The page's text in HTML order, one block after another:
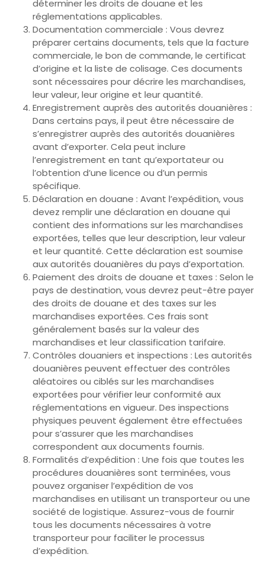
déterminer les droits de douane et les
réglementations applicables.
Documentation commerciale : Vous devrez
préparer certains documents, tels que la facture
commerciale, le bon de commande, le certificat
d’origine et la liste de colisage. Ces documents
sont nécessaires pour décrire les marchandises,
leur valeur, leur origine et leur quantité.
Enregistrement auprès des autorités douanières :
Dans certains pays, il peut être nécessaire de
s’enregistrer auprès des autorités douanières
avant d’exporter. Cela peut inclure
l’enregistrement en tant qu’exportateur ou
l’obtention d’une licence ou d’un permis
spécifique.
Déclaration en douane : Avant l’expédition, vous
devez remplir une déclaration en douane qui
contient des informations sur les marchandises
exportées, telles que leur description, leur valeur
et leur quantité. Cette déclaration est soumise
aux autorités douanières du pays d’exportation.
Paiement des droits de douane et taxes : Selon le
pays de destination, vous devrez peut-être payer
des droits de douane et des taxes sur les
marchandises exportées. Ces frais sont
généralement basés sur la valeur des
marchandises et leur classification tarifaire.
Contrôles douaniers et inspections : Les autorités
douanières peuvent effectuer des contrôles
aléatoires ou ciblés sur les marchandises
exportées pour vérifier leur conformité aux
réglementations en vigueur. Des inspections
physiques peuvent également être effectuées
pour s’assurer que les marchandises
correspondent aux documents fournis.
Formalités d’expédition : Une fois que toutes les
procédures douanières sont terminées, vous
pouvez organiser l’expédition de vos
marchandises en utilisant un transporteur ou une
société de logistique. Assurez-vous de fournir
tous les documents nécessaires à votre
transporteur pour faciliter le processus
d’expédition.